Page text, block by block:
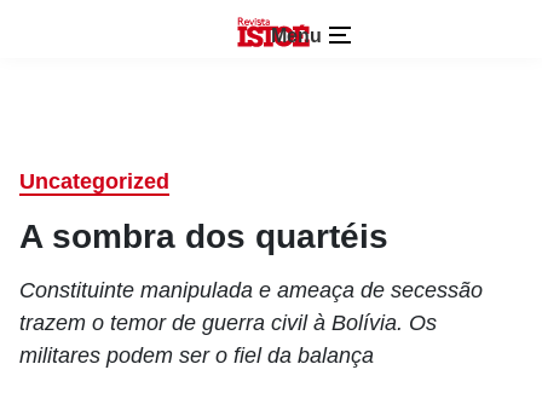
Menu
Uncategorized
A sombra dos quartéis
Constituinte manipulada e ameaça de secessão
trazem o temor de guerra civil à Bolívia. Os
militares podem ser o fiel da balança